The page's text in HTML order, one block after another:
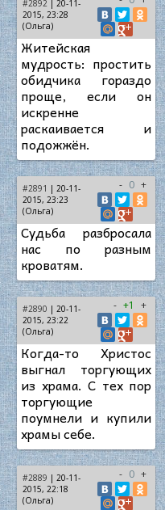
#2892 | 20-11-
2015, 23:28
(Ольга)
Житейская
мудрость: простить
обидчика гораздо
проще, если он
искренне
раскаивается и
подожжён.
#2891 | 20-11-
2015, 23:23
(Ольга)
- 0 +
Судьба разбросала
нас по разным
кроватям.
#2890 | 20-11-
2015, 23:22
(Ольга)
- +1 +
Когда-то Христос
выгнал торгующих
из храма. С тех пор
торгующие
поумнели и купили
храмы себе.
#2889 | 20-11-
2015, 22:18
(Ольга)
- 0 +